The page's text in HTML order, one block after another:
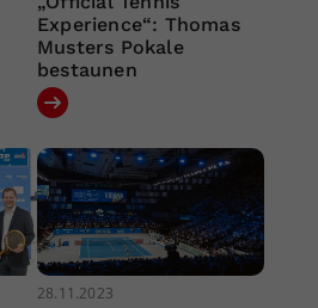
Experience“: Thomas
Musters Pokale
bestaunen
28.11.2023